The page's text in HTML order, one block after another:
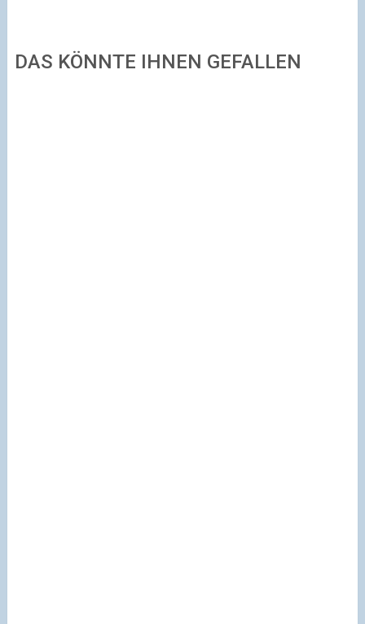
DAS KÖNNTE IHNEN GEFALLEN